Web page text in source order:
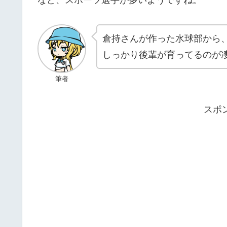
筆者
倉持さんが作った水球部から、
しっかり後輩が育ってるのが
スポ